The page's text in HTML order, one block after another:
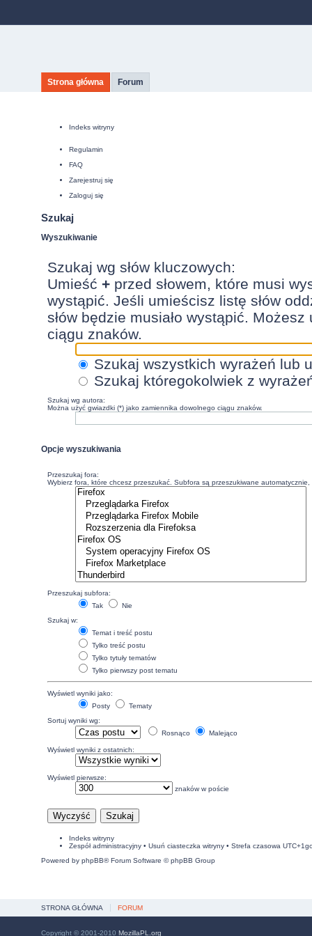
Strona główna Forum
Indeks witryny
Regulamin
FAQ
Zarejestruj się
Zaloguj się
Szukaj
Wyszukiwanie
Szukaj wg słów kluczowych:
Umieść+ przed słowem, które musi
wystąpić. Jeśli umieścisz listę słów
słów będzie musiało wystąpić.
ciągu znaków.
Szukaj wszystkich wyrażeń lub
Szukaj któregokolwiek z
Szukaj wg autora:
Można użyć gwiazdki (*) jako zamiennika dowolnego ciągu znaków.
Opcje wyszukiwania
Przeszukaj fora:
Wybierz fora, które chcesz przeszukać. Subfora są przeszukiwane
Przeszukaj subfora:
Tak
Nie
Szukaj w:
Temat i treść postu
Tylko treść postu
Tylko tytuły tematów
Tylko pierwszy post tematu
Wyświetl wyniki jako:
Posty
Tematy
Sortuj wyniki wg:
Rosnąco
Malejąco
Wyświetl wyniki z ostatnich:
Wyświetl pierwsze:
znaków w poście
Indeks witryny
Zespół administracyjny• Usuń ciasteczka witryny• Strefa czasowa
Powered by phpBB® Forum Software © phpBB Group
STRONA GŁÓWNA FORUM
Copyright © 2001-2010 MozillaPL.org